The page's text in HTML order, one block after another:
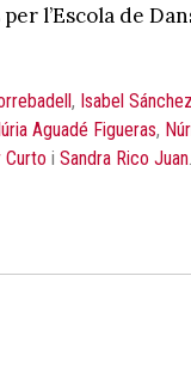
l’Escola de
, Isabel
Aguadé Figueras,
Curto i Sandra Rico Juan